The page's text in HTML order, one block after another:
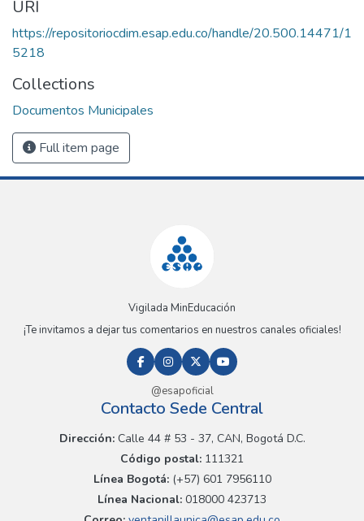
URI
https://repositoriocdim.esap.edu.co/handle/20.500.14471/1
5218
Collections
Documentos Municipales
Full item page
Vigilada MinEducación
¡Te invitamos a dejar tus comentarios en nuestros canales oficiales!
@esapoficial
Contacto Sede Central
Dirección:Calle 44 # 53 - 37, CAN, Bogotá D.C.
Código postal: 111321
Línea Bogotá:(+57) 601 7956110
Línea Nacional: 018000 423713